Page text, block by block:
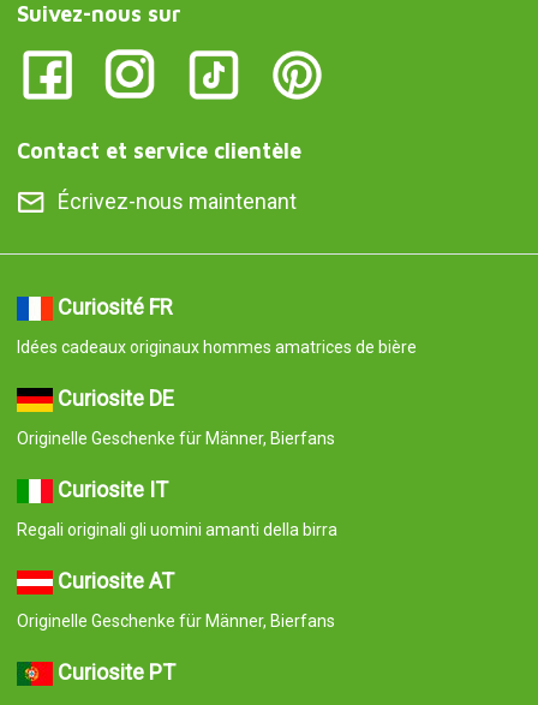
Suivez-nous sur
Contact et service clientèle
Écrivez-nous maintenant
Curiosité FR
Idées cadeaux originaux hommes amatrices de bière
Curiosite DE
Originelle Geschenke für Männer, Bierfans
Curiosite IT
Regali originali gli uomini amanti della birra
Curiosite AT
Originelle Geschenke für Männer, Bierfans
Curiosite PT